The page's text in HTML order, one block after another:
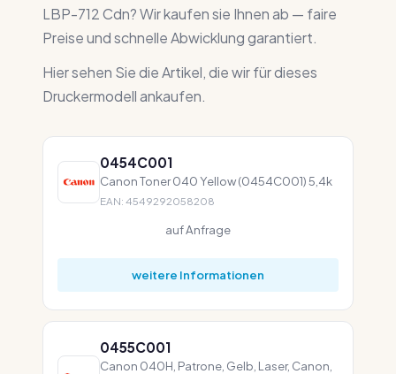
LBP-712 Cdn? Wir kaufen sie Ihnen ab — faire
Preise und schnelle Abwicklung garantiert.
Hier sehen Sie die Artikel, die wir für dieses
Druckermodell ankaufen.
0454C001
Canon Toner 040 Yellow (0454C001) 5,4k
EAN: 4549292058208
auf Anfrage
weitere Informationen
0455C001
Canon 040H, Patrone, Gelb, Laser, Canon,